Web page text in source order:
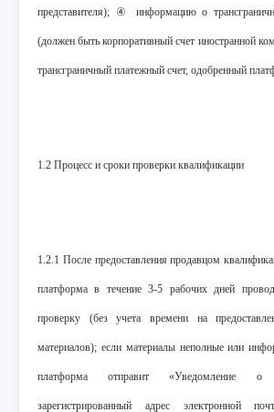
представителя); ④ информацию о
(должен быть корпоративный счет иностранной
трансграничный платежный счет, одобренный
1.2 Процесс и сроки проверки квалификации
1.2.1 После предоставления продавцом
платформа в течение 3-5 рабочих дней
проверку (без учета времени на
материалов); если материалы неполные или
платформа отправит «Уведомление о
зарегистрированный адрес электронной